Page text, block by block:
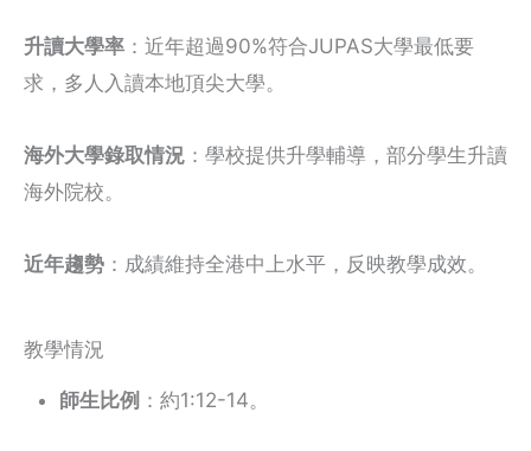
升讀大學率 ：近年超過90%符合JUPAS大學最低要
求，多人入讀本地頂尖大學。
海外大學錄取情況 ：學校提供升學輔導，部分學生升讀
海外院校。
近年趨勢 ：成績維持全港中上水平，反映教學成效。
教學情況
師生比例 ：約1:12-14。